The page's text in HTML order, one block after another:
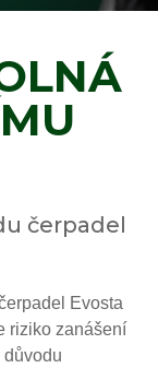
čerpadel
Evosta
riziko zanášení
důvodu